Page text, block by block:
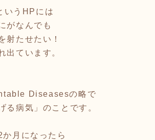
いうHPには
がなんでも
射たせたい！
出ています。
Diseasesの略で
る病気」のことです。
月になったら